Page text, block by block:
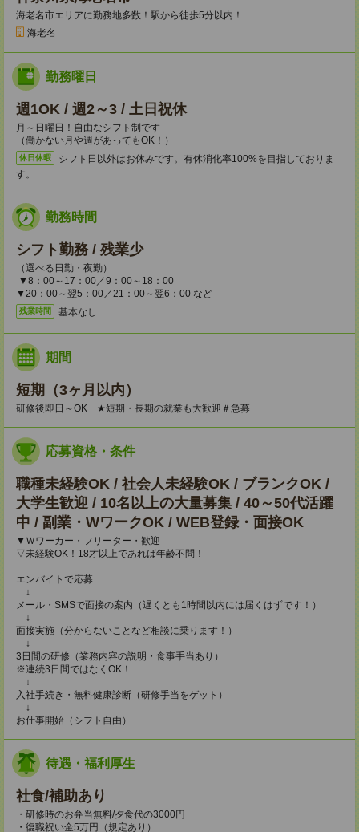
海老名市エリアに勤務地多数！駅から徒歩5分以内！
海老名
勤務曜日
週1OK / 週2～3 / 土日祝休
月～日曜日！自由なシフト制です
（働かない月や週があってもOK！）
休日休暇
シフト日以外はお休みです。有休消化率100%を目指しておりま
す。
勤務時間
シフト勤務 / 残業少
（選べる日勤・夜勤）
▼8：00～17：00／9：00～18：00
▼20：00～翌5：00／21：00～翌6：00 など
残業時間 基本なし
期間
短期（3ヶ月以内）
研修後即日～OK ★短期・長期の就業も大歓迎＃急募
応募資格・条件
職種未経験OK / 社会人未経験OK / ブランクOK /
大学生歓迎 / 10名以上の大量募集 / 40～50代活躍
中 / 副業・WワークOK / WEB登録・面接OK
▼Ｗワーカー・フリーター・歓迎
▽未経験OK！18才以上であれば年齢不問！
エンバイトで応募
↓
メール・SMSで面接の案内（遅くとも1時間以内には届くはずです！）
↓
面接実施（分からないことなど相談に乗ります！）
↓
3日間の研修（業務内容の説明・食事手当あり）
※連続3日間ではなくOK！
↓
入社手続き・無料健康診断（研修手当をゲット）
↓
お仕事開始（シフト自由）
待遇・福利厚生
社食/補助あり
・研修時のお弁当無料/夕食代の3000円
・復職祝い金5万円（規定あり）